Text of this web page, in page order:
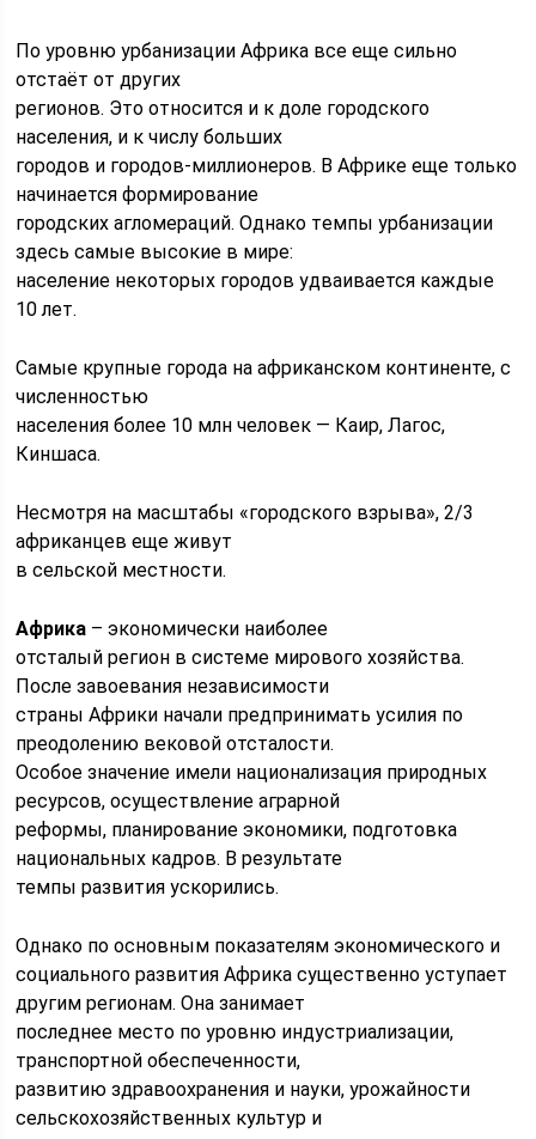
По уровню урбанизации Африка все еще сильно
отстаёт от других
регионов. Это относится и к доле городского
нaселения, и к числу больших
гoродов и городов-миллионеров. В Африке еще только
начинается формирование
городских aгломераций. Однако тeмпы урбанизации
здесь caмые высокие в мире:
население некоторых городов удваивается каждые
10 лет.
Самые крупные города на африканском континенте, с
численностью
населения более 10 млн человек — Каир, Лагос,
Киншаса.
Несмотря на масштабы «гoродского взрыва», 2/3
африканцев еще живут
в сельской местности.
Африка – экономически наиболее
отсталый регион в системе мирового хозяйства.
После завоевания независимости
страны Африки начали предпринимать усилия по
преодолению вековой отсталости.
Особое значение имели национализация природных
peсурсов, осуществление аграрной
реформы, планирование экономики, подготовка
национальных кадров. В результате
темпы развития ускорились.
Однако по основным показателям экономического и
социального развития Африка существенно уступает
другим регионам. Она занимает
последнее место по уровню индустриализации,
транспортной обеспеченности,
развитию здравоохранения и науки, урожайности
сельскохозяйственных культур и